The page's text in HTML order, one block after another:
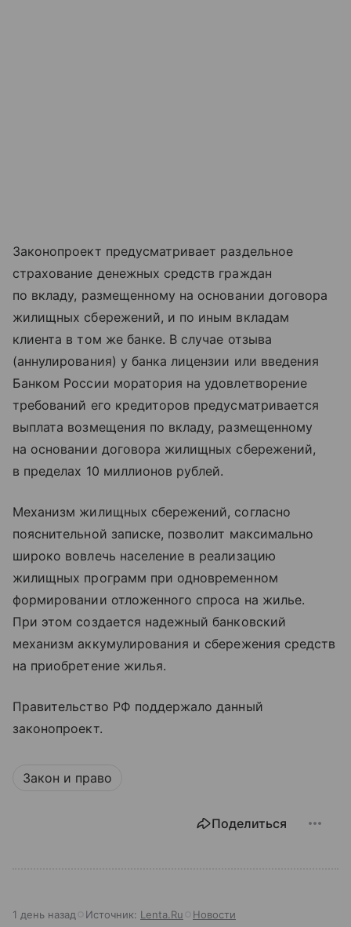
Законопроект предусматривает раздельное
страхование денежных средств граждан
по вкладу, размещенному на основании договора
жилищных сбережений, и по иным вкладам
клиента в том же банке. В случае отзыва
(аннулирования) у банка лицензии или введения
Банком России моратория на удовлетворение
требований его кредиторов предусматривается
выплата возмещения по вкладу, размещенному
на основании договора жилищных сбережений,
в пределах 10 миллионов рублей.
Механизм жилищных сбережений, согласно
пояснительной записке, позволит максимально
широко вовлечь население в реализацию
жилищных программ при одновременном
формировании отложенного спроса на жилье.
При этом создается надежный банковский
механизм аккумулирования и сбережения средств
на приобретение жилья.
Правительство РФ поддержало данный
законопроект.
Закон и право
Поделиться
1 день назад Источник: Lenta.Ru Новости